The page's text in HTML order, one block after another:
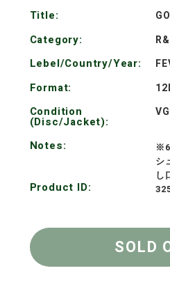
Title:
Category:
Lebel/Country/Year:
Format:
Condition
(Disc/Jacket):
Notes:
シ
し
Product ID:
SOLD